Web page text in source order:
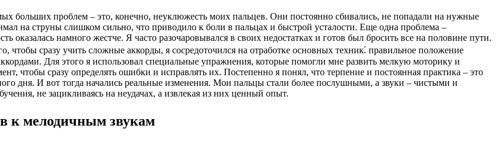
больших проблем – это, конечно, неуклюжесть моих пальцев. Они постоянно сбивались, не попадали на нужные
на струны слишком сильно, что приводило к боли в пальцах и быстрой усталости. Еще одна проблема –
оказалась намного жестче. Я часто разочаровывался в своих недостатках и готов был бросить все на половине пути.
чтобы сразу учить сложные аккорды, я сосредоточился на отработке основных техник⁚ правильное положение
Для этого я использовал специальные упражнения, которые помогли мне развить мелкую моторику и
чтобы сразу определять ошибки и исправлять их. Постепенно я понял, что терпение и постоянная практика – это
дня. И вот тогда начались реальные изменения. Мои пальцы стали более послушными, а звуки – чистыми и
не зацикливаясь на неудачах, а извлекая из них ценный опыт.
к мелодичным звукам